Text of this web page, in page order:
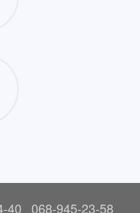
40 068-945-23-58